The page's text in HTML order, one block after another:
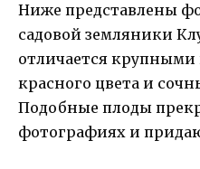
Ниже представлены
садовой земляники
отличается
красного цвета и
Подобные плоды
фотографиях и